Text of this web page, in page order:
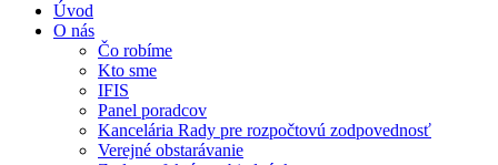
Úvod
O nás
Čo robíme
Kto sme
IFIS
Panel poradcov
Kancelária Rady pre rozpočtovú zodpovednosť
Verejné obstarávanie